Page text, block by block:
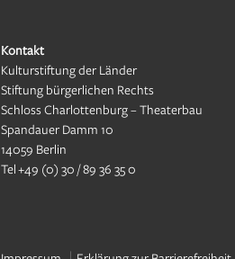
Kontakt
Kulturstiftung der Länder
Stiftung bürgerlichen Rechts
Schloss Charlottenburg – Theaterbau
Spandauer Damm 10
14059 Berlin
Tel+49 (0) 30 / 89 36 35 0